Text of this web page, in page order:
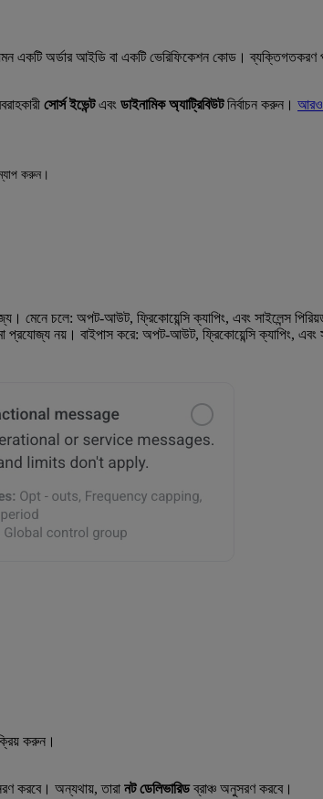
একটি অর্ডার আইডি বা একটি ভেরিফিকেশন কোড। ব্যক্তিগতকরণ
সোর্স ইভেন্টএবং ডাইনামিক অ্যাট্রিবিউটনির্বাচন করুন। আরও
করুন।
মেনে চলে: অপট-আউট, ফ্রিকোয়েন্সি ক্যাপিং, এবং সাইলেন্স
প্রযোজ্য নয়। বাইপাস করে: অপট-আউট, ফ্রিকোয়েন্সি ক্যাপিং, এবং
করুন।
করবে। অন্যথায়, তারা নট ডেলিভারিডব্রাঞ্চ অনুসরণ করবে।